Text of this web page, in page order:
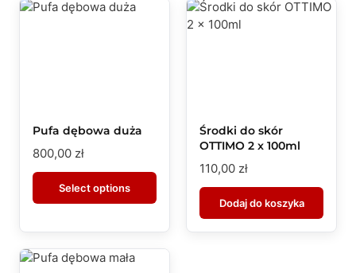
Pufa dębowa duża
800,00 zł
Select options
Środki do skór
OTTIMO 2 x 100ml
110,00 zł
Dodaj do koszyka